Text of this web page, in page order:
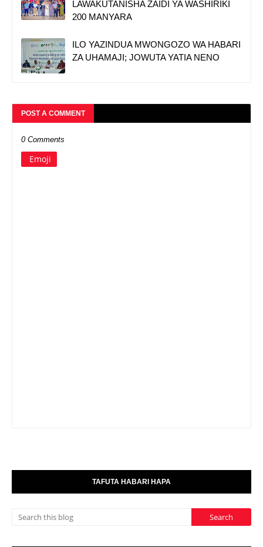
LAWAKUTANISHA ZAIDI YA WASHIRIKI
200 MANYARA
ILO YAZINDUA MWONGOZO WA HABARI
ZA UHAMAJI; JOWUTA YATIA NENO
POST A COMMENT
0 Comments
Emoji
TAFUTA HABARI HAPA